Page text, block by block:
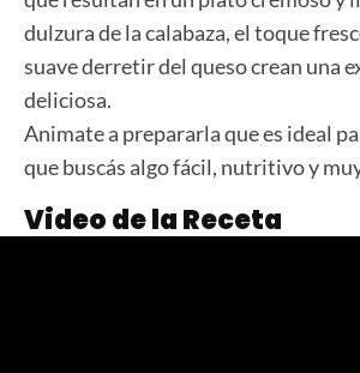
dulzura de la calabaza, el toque
suave derretir del queso crean una
deliciosa.
Animate a prepararla que es ideal
que buscás algo fácil, nutritivo y
Video de la Receta